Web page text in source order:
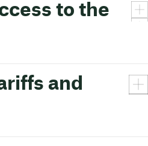
to the
and